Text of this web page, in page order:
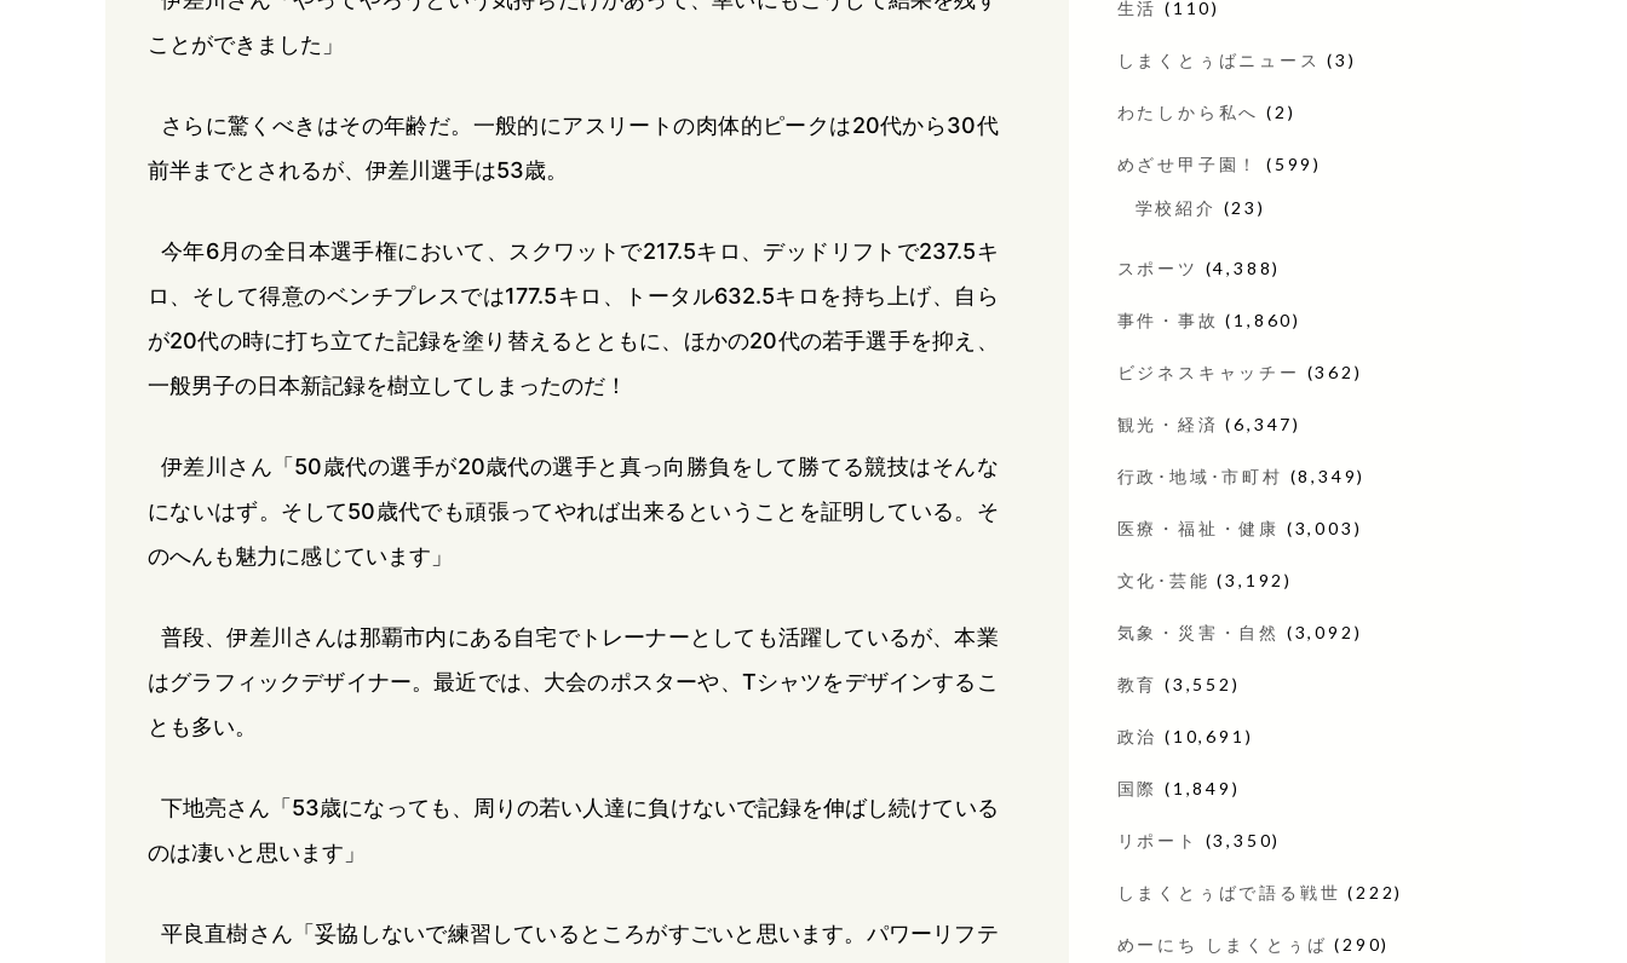
ことができました」
さらに驚くべきはその年齢だ。一般的にアスリートの肉体的ピークは20代から30代
前半までとされるが、伊差川選手は53歳。
今年6月の全日本選手権において、スクワットで217.5キロ、デッドリフトで237.5キ
ロ、そして得意のベンチプレスでは177.5キロ、トータル632.5キロを持ち上げ、自ら
が20代の時に打ち立てた記録を塗り替えるとともに、ほかの20代の若手選手を抑え、
一般男子の日本新記録を樹立してしまったのだ！
伊差川さん「50歳代の選手が20歳代の選手と真っ向勝負をして勝てる競技はそんな
にないはず。そして50歳代でも頑張ってやれば出来るということを証明している。そ
のへんも魅力に感じています」
普段、伊差川さんは那覇市内にある自宅でトレーナーとしても活躍しているが、本業
はグラフィックデザイナー。最近では、大会のポスターや、Tシャツをデザインするこ
とも多い。
下地亮さん「53歳になっても、周りの若い人達に負けないで記録を伸ばし続けている
のは凄いと思います」
平良直樹さん「妥協しないで練習しているところがすごいと思います。パワーリフテ
生活 (110)
しまくとぅばニュース (3)
わたしから私へ (2)
めざせ甲子園！ (599)
学校紹介 (23)
スポーツ (4,388)
事件・事故 (1,860)
ビジネスキャッチー (362)
観光・経済 (6,347)
行政･地域･市町村 (8,349)
医療・福祉・健康 (3,003)
文化･芸能 (3,192)
気象・災害・自然 (3,092)
教育 (3,552)
政治 (10,691)
国際 (1,849)
リポート (3,350)
しまくとぅばで語る戦世 (222)
めーにち しまくとぅば (290)